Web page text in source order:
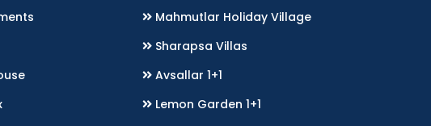
Mahmutlar Holiday Village
Sharapsa Villas
Avsallar 1+1
Lemon Garden 1+1